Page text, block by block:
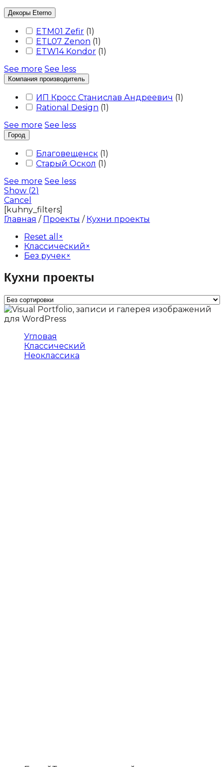
Декоры Eterno
ETM01 Zefir (1)
ETL07 Zenon (1)
ETW14 Kondor (1)
See more See less
Компания производитель
ИП Кросс Станислав Андреевич (1)
Rational Design (1)
See more See less
Город
Благовещенск (1)
Старый Оскол (1)
See more See less
Show (2)
Cancel
[kuhny_filters]
Главная / Проекты / Кухни проекты
Reset all
×
Классический ×
Без ручек×
Кухни проекты
Угловая
Классический
Неоклассика